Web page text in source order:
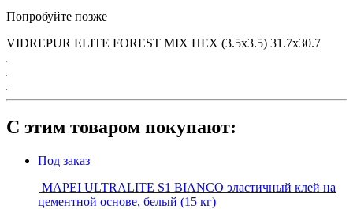
Попробуйте позже
VIDREPUR ELITE FOREST MIX HEX (3.5х3.5) 31.7х30.7
С этим товаром покупают:
Под заказ
MAPEI ULTRALITE S1 BIANCO эластичный клей на
цементной основе, белый (15 кг)